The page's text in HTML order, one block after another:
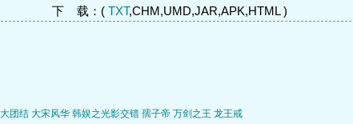
下 载：( TXT,CHM,UMD,JAR,APK,HTML )
大团结 大宋风华 韩娱之光影交错 孺子帝 万剑之王 龙王戒